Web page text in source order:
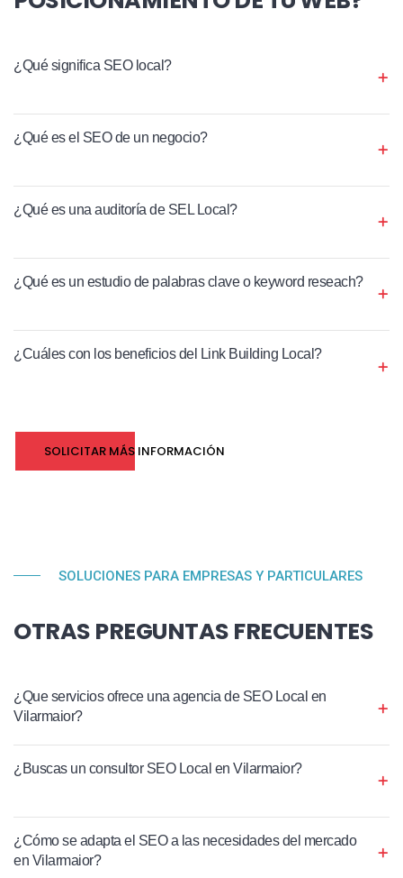
¿Qué significa SEO local?
¿Qué es el SEO de un negocio?
¿Qué es una auditoría de SEL Local?
¿Qué es un estudio de palabras clave o keyword reseach?
¿Cuáles con los beneficios del Link Building Local?
SOLICITAR MÁS INFORMACIÓN
SOLUCIONES PARA EMPRESAS Y PARTICULARES
OTRAS PREGUNTAS FRECUENTES
¿Que servicios ofrece una agencia de SEO Local en
Vilarmaior?
¿Buscas un consultor SEO Local en Vilarmaior?
¿Cómo se adapta el SEO a las necesidades del mercado
en Vilarmaior?